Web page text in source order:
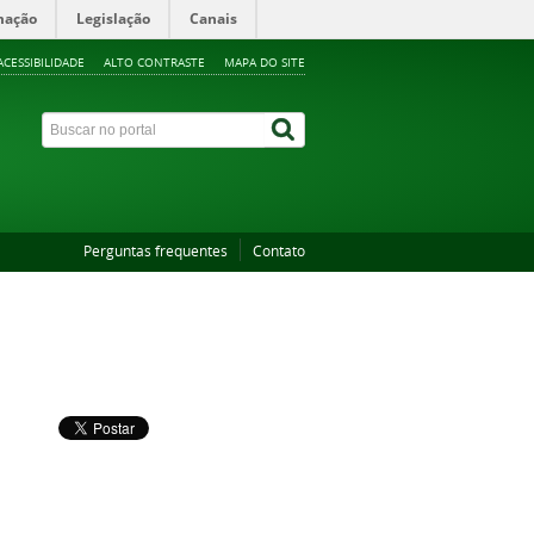
Legislação Canais
ALTO CONTRASTE MAPA DO SITE
Perguntas frequentes Contato